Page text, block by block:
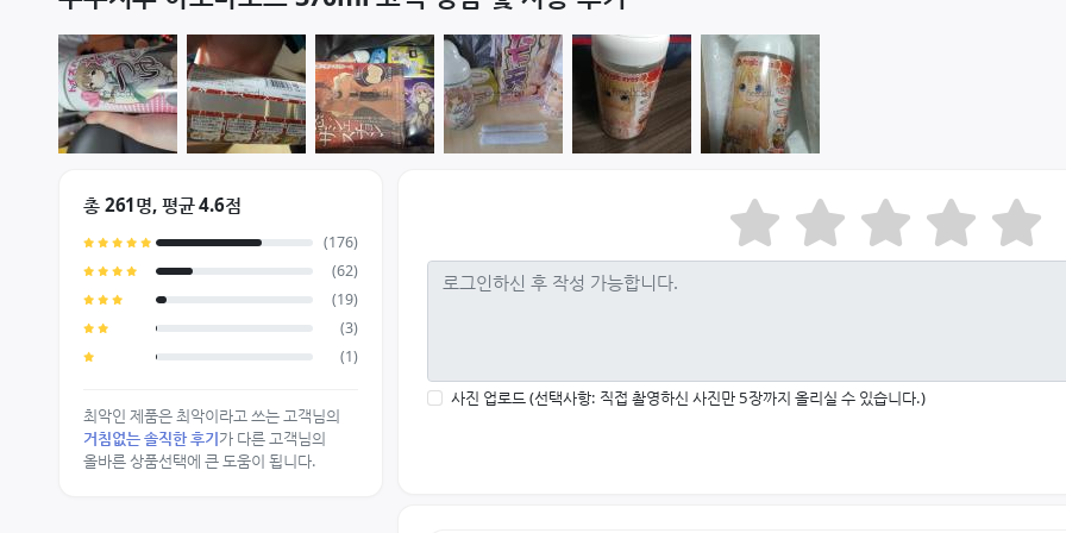
총 261명, 평균 4.6점
(176)
(62)
(19)
(3)
(1)
최악인 제품은 최악이라고 쓰는 고객님의
거침없는 솔직한 후기가 다른 고객님의
올바른 상품선택에 큰 도움이 됩니다.
사진 업로드 (선택사항: 직접 촬영하신 사진만 5장까지 올리실 수 있습니다.)